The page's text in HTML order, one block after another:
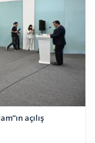
açılış